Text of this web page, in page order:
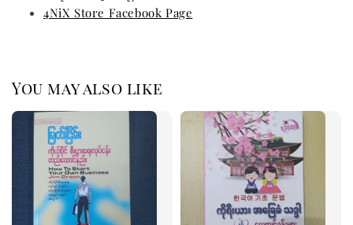
4NiX Store Facebook Page
You may also like